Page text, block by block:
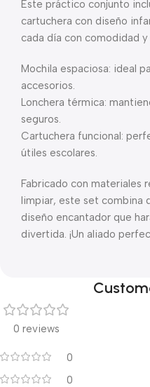
Este práctico conjunto
cartuchera con diseño
cada día con comodidad
Mochila espaciosa: ideal
accesorios.
Lonchera térmica:
seguros.
Cartuchera funcional:
útiles escolares.
Fabricado con materiales
limpiar, este set combina
diseño encantador que
divertida. ¡Un aliado
0 reviews
0
0